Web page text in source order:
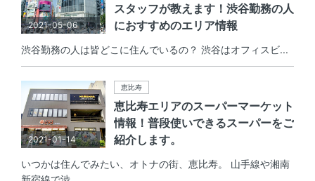
2021-05-06
スタッフが教えます！渋谷勤務の人
におすすめのエリア情報
渋谷勤務の人は皆どこに住んでいるの？ 渋谷はオフィスビ...
2021-01-14
恵比寿
恵比寿エリアのスーパーマーケット
情報！普段使いできるスーパーをご
紹介します。
いつかは住んでみたい、オトナの街、恵比寿。 山手線や湘南